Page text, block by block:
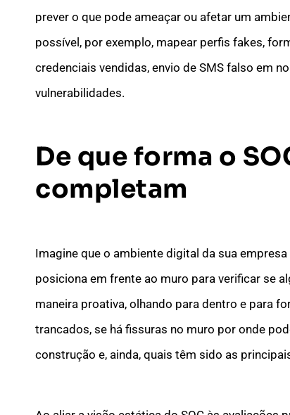
prever o que pode ameaçar ou afetar um
possível, por exemplo, mapear perfis fakes,
credenciais vendidas, envio de SMS falso em
vulnerabilidades.
De que forma o
completam
Imagine que o ambiente digital da sua
posiciona em frente ao muro para verificar se
maneira proativa, olhando para dentro e para
trancados, se há fissuras no muro por onde
construção e, ainda, quais têm sido as